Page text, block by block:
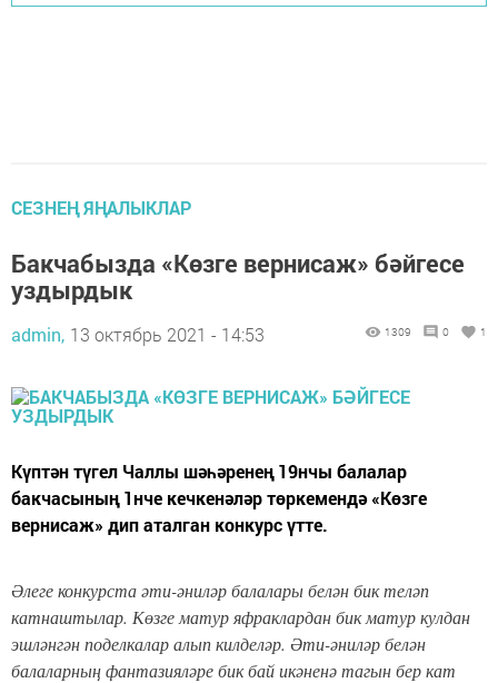
СЕЗНЕҢ ЯҢАЛЫКЛАР
Бакчабызда «Көзге вернисаж» бәйгесе
уздырдык
admin, 13 октябрь 2021 - 14:53 1309 0 1
Күптән түгел Чаллы шәһәренең 19нчы балалар
бакчасының 1нче кечкенәләр төркемендә «Көзге
вернисаж» дип аталган конкурс үтте.
Әлеге конкурста әти-әниләр балалары белән бик теләп
катнаштылар. Көзге матур яфраклардан бик матур кулдан
эшләнгән поделкалар алып килделәр. Әти-әниләр белән
балаларның фантазияләре бик бай икәненә тагын бер кат